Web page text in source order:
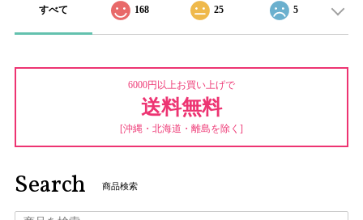
すべて 168 25 5
6000円以上お買い上げで
送料無料
[沖縄・北海道・離島を除く]
Search 商品検索